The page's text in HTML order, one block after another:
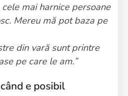
mai harnice persoane
Mereu mă pot baza pe
din vară sunt printre
pe care le am.”
e posibil